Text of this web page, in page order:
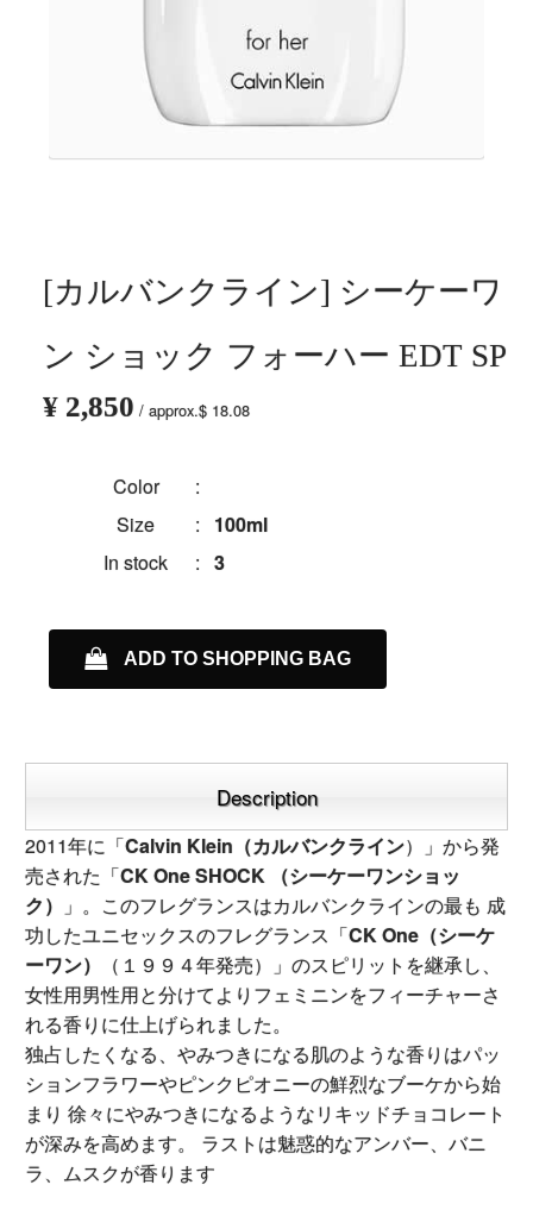
[カルバンクライン] シーケーワ
ン ショック フォーハー EDT SP
¥ 2,850 / approx.$ 18.08
Color
:
Size
: 100ml
In stock
: 3
ADD TO SHOPPING BAG
Description
2011年に「Calvin Klein（カルバンクライン）」から発
売された「CK One SHOCK （シーケーワンショッ
ク）
」。このフレグランスはカルバンクラインの最も 成
功したユニセックスのフレグランス「CK One（シーケ
ーワン）
（１９９４年発売）」のスピリットを継承し、
女性用男性用と分けてよりフェミニンをフィーチャーさ
れる香りに仕上げられました。
独占したくなる、やみつきになる肌のような香りはパッ
ションフラワーやピンクピオニーの鮮烈なブーケから始
まり 徐々にやみつきになるようなリキッドチョコレート
が深みを高めます。 ラストは魅惑的なアンバー、バニ
ラ、ムスクが香ります